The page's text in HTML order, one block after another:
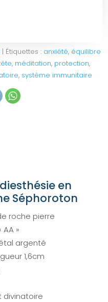
Étiquettes : anxiété, équilibre
, méditation, protection,
, système immunitaire
en
Séphoroton
roche pierre
»
argenté
1,6cm
divinatoire